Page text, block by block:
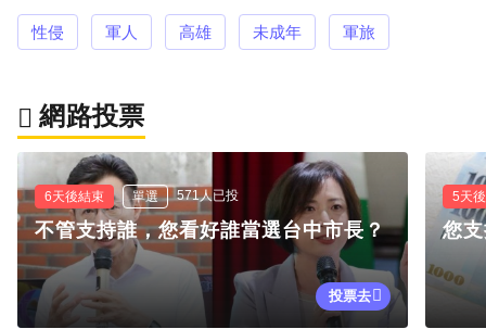
性侵 軍人 高雄 未成年 軍旅
網路投票
6天後結束 單選 571人已投
不管支持誰，您看好誰當選台中市長？
投票去
5天
您